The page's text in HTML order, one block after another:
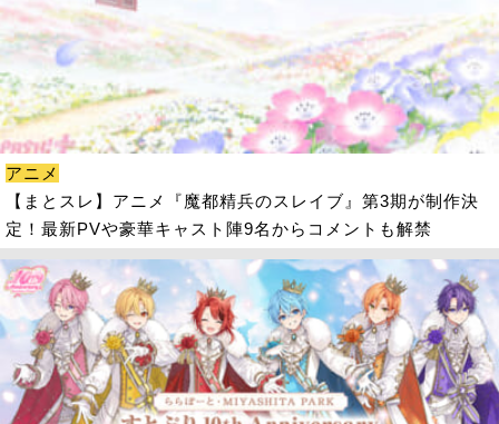
アニメ
【まとスレ】アニメ『魔都精兵のスレイブ』第3期が制作決
定！最新PVや豪華キャスト陣9名からコメントも解禁